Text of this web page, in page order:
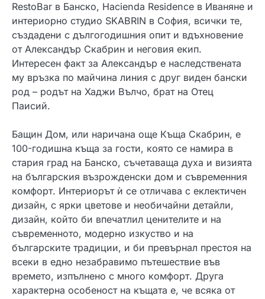
RestoBar в Банско, Hacienda Residence в Иваняне и
интериорно студио SKABRIN в София, всички те,
създадени с дългогодишния опит и вдъхновение
от Александър Скабрин и неговия екип.
Интересен факт за Александър е наследствената
му връзка по майчина линия с друг виден бански
род – родът на Хаджи Вълчо, брат на Отец
Паисий.
Бащин Дом, или наричана още Къща Скабрин, е
100-годишна къща за гости, която се намира в
стария град на Банско, съчетаваща духа и визията
на българския възрожденски дом и съвременния
комфорт. Интериорът ѝ се отличава с еклектичен
дизайн, с ярки цветове и необичайни детайли,
дизайн, който би впечатлил ценителите и на
съвременното, модерно изкуство и на
българските традиции, и би превърнал престоя на
всеки в едно незабравимо пътешествие във
времето, изпълнено с много комфорт. Друга
характерна особеност на къщата е, че всяка от